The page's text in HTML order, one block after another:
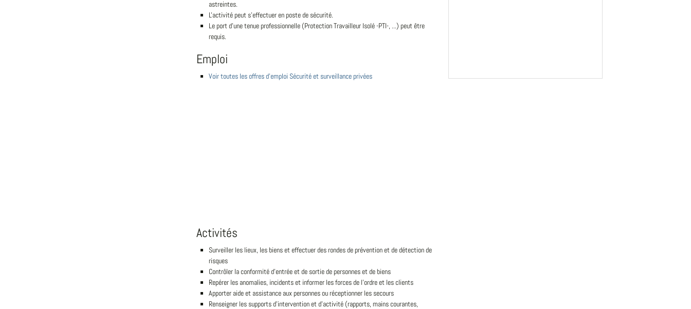
astreintes.
L'activité peut s'effectuer en poste de sécurité.
Le port d'une tenue professionnelle (Protection Travailleur Isolé -PTI-, ...) peut être
requis.
Emploi
Voir toutes les offres d'emploi Sécurité et surveillance privées
Activités
Surveiller les lieux, les biens et effectuer des rondes de prévention et de détection de
risques
Contrôler la conformité d'entrée et de sortie de personnes et de biens
Repérer les anomalies, incidents et informer les forces de l'ordre et les clients
Apporter aide et assistance aux personnes ou réceptionner les secours
Renseigner les supports d'intervention et d'activité (rapports, mains courantes,